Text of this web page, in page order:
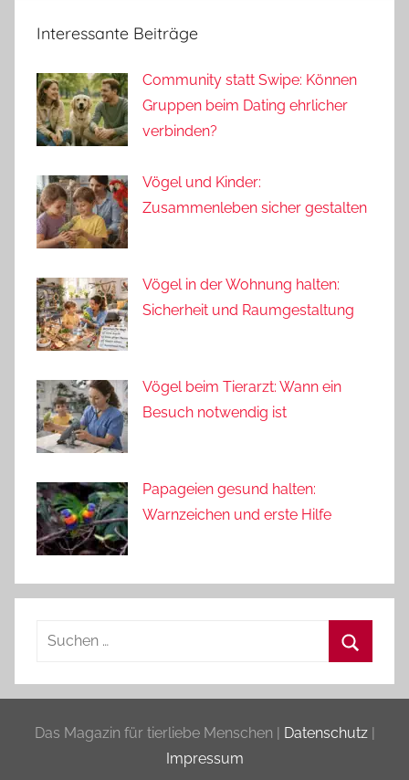
Interessante Beiträge
Community statt Swipe: Können
Gruppen beim Dating ehrlicher
verbinden?
Vögel und Kinder:
Zusammenleben sicher gestalten
Vögel in der Wohnung halten:
Sicherheit und Raumgestaltung
Vögel beim Tierarzt: Wann ein
Besuch notwendig ist
Papageien gesund halten:
Warnzeichen und erste Hilfe
Suchen
Das Magazin für tierliebe Menschen | Datenschutz|
Impressum